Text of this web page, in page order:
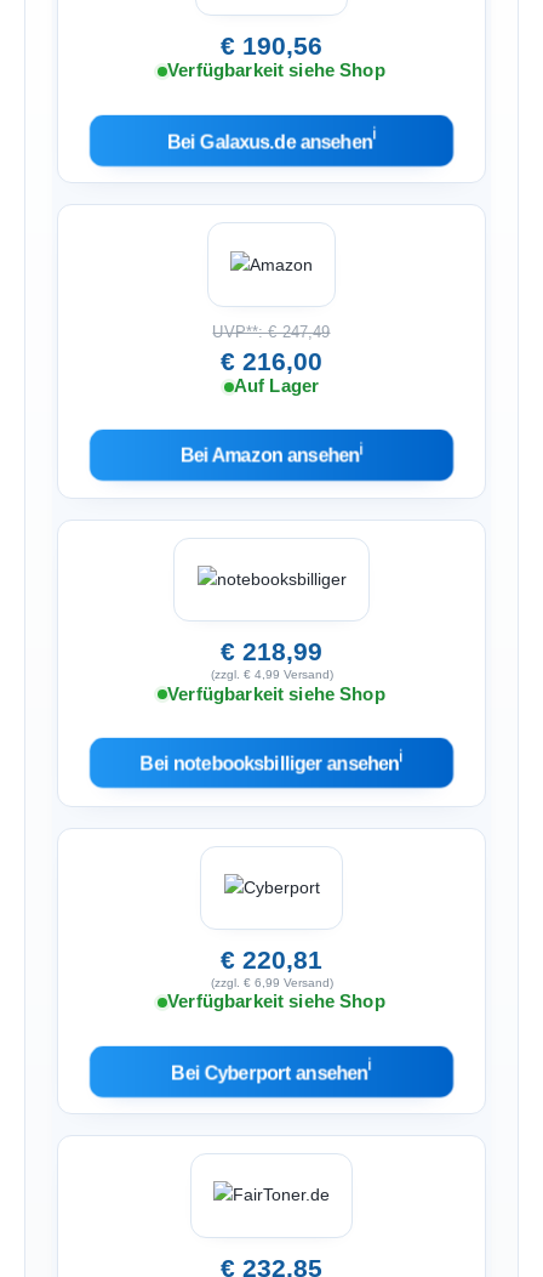
€ 190,56
Verfügbarkeit siehe Shop
Bei Galaxus.de ansehenℹ︎
UVP**: € 247,49
€ 216,00
Auf Lager
Bei Amazon ansehenℹ︎
€ 218,99
(zzgl. € 4,99 Versand)
Verfügbarkeit siehe Shop
Bei notebooksbilliger ansehenℹ︎
€ 220,81
(zzgl. € 6,99 Versand)
Verfügbarkeit siehe Shop
Bei Cyberport ansehenℹ︎
€ 232,85